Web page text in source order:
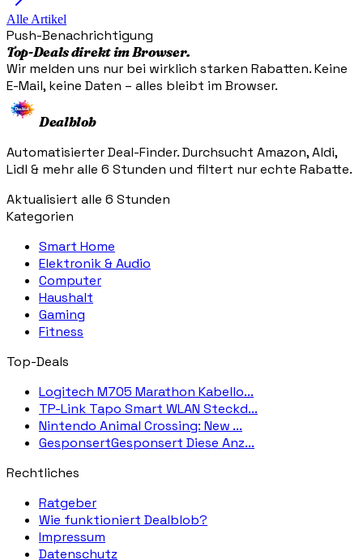
Alle Artikel
Push-Benachrichtigung
Top-Deals direkt im Browser.
Wir melden uns nur bei wirklich starken Rabatten. Keine
E-Mail, keine Daten – alles bleibt im Browser.
Dealblob
Automatisierter Deal-Finder. Durchsucht Amazon, Aldi,
Lidl & mehr alle 6 Stunden und filtert nur echte Rabatte.
Aktualisiert alle 6 Stunden
Kategorien
Smart Home
Elektronik & Audio
Computer
Haushalt
Gaming
Fitness
Top-Deals
Logitech M705 Marathon Kabello...
TP-Link Tapo Smart WLAN Steckd...
Nintendo Animal Crossing: New ...
GesponsertGesponsert Diese Anz...
Rechtliches
Ratgeber
Wie funktioniert Dealblob?
Impressum
Datenschutz